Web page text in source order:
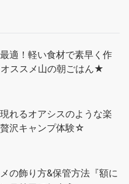
適！軽い食材で素早く作
ススメ山の朝ごはん★
れるオアシスのような楽
沢キャンプ体験☆
の飾り方&保管方法『額に